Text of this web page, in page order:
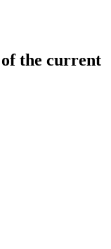
the current